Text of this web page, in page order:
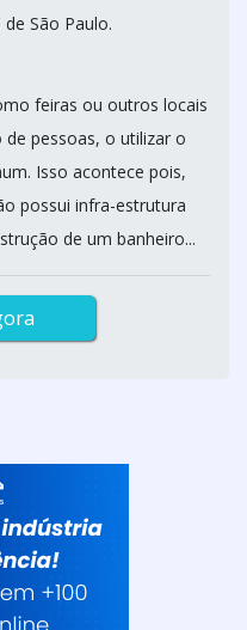
São Paulo.
feiras ou outros locais
pessoas, o utilizar o
Isso acontece pois,
possui infra-estrutura
de um banheiro...